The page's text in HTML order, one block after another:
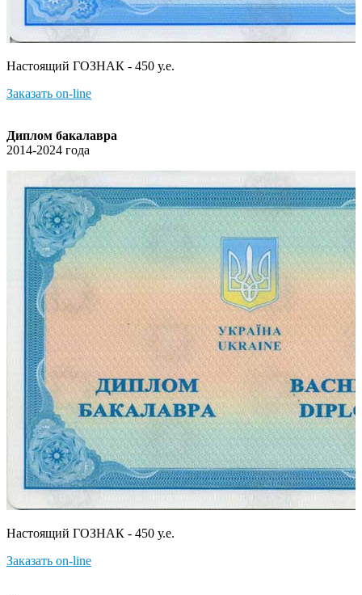
Настоящий ГОЗНАК - 450 у.е.
Заказать on-line
Диплом бакалавра
2014-2024 года
Настоящий ГОЗНАК - 450 у.е.
Заказать on-line